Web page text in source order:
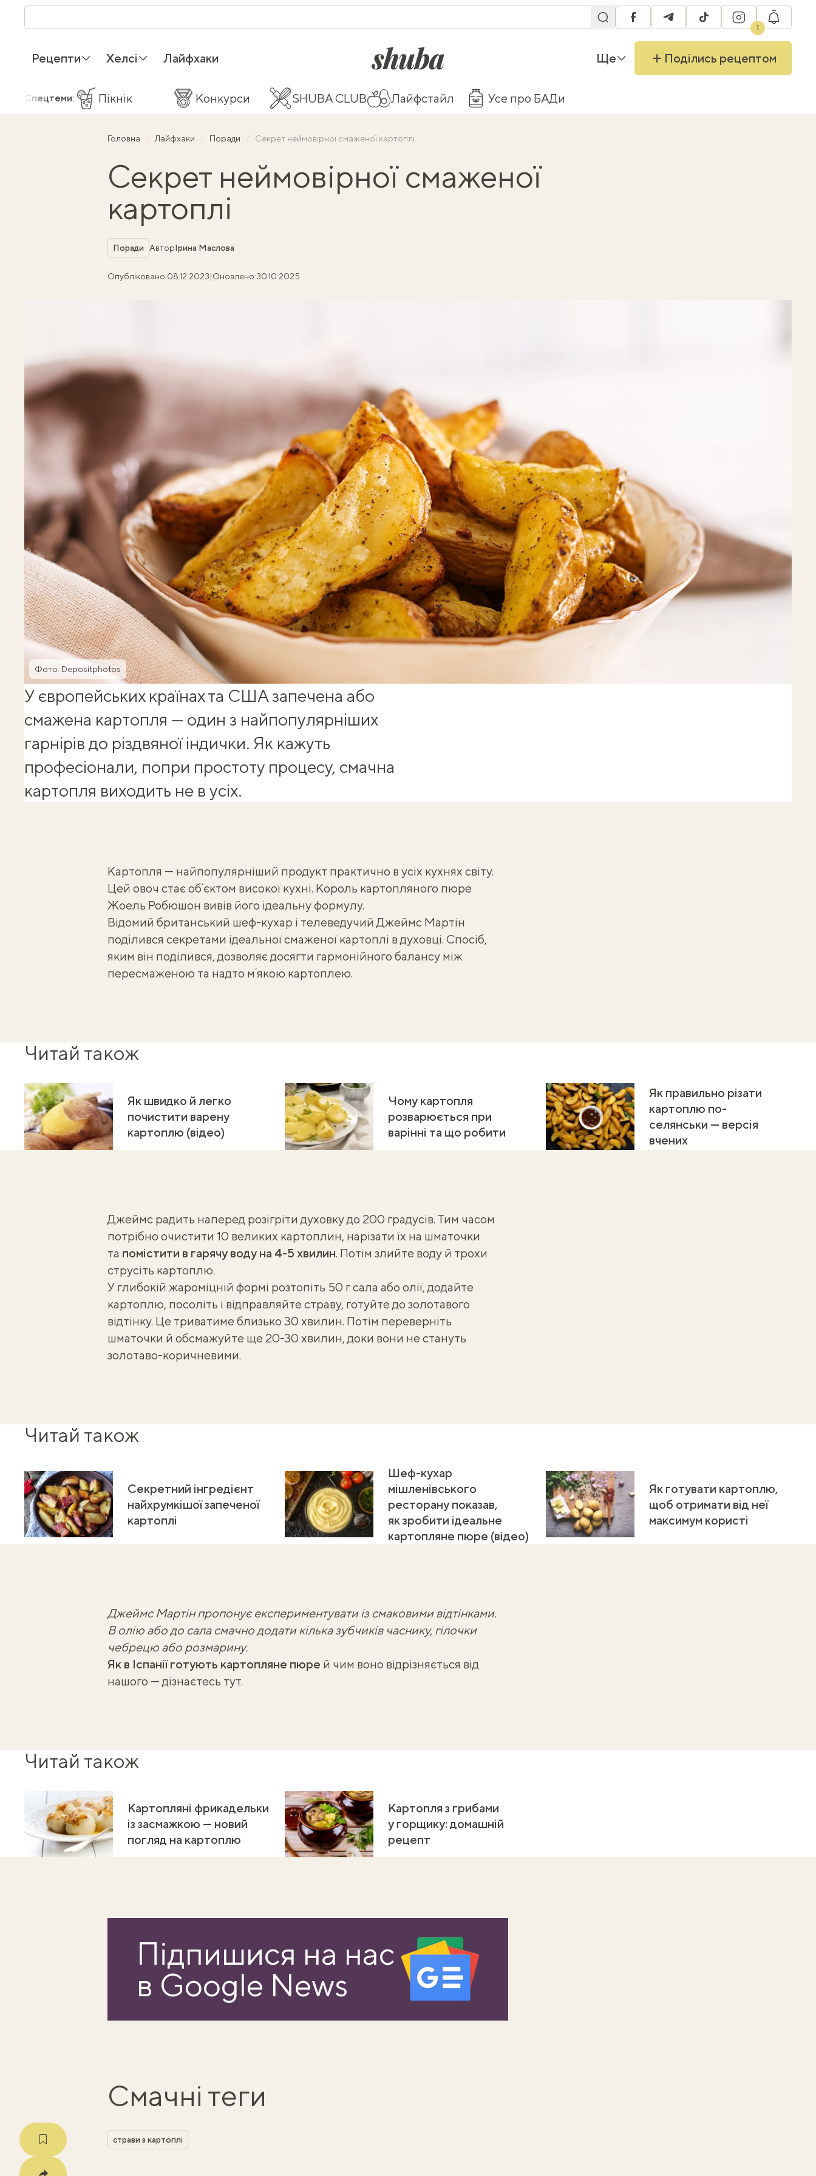
facebooktelegramtiktok instagram
1
Рецепти Хелсі Лайфхаки shuba.life Ще Поділись рецептом
Спецтеми: Пікнік Конкурси SHUBA CLUB Лайфстайл Усе про БАДи
Головна Лайфхаки Поради Секрет неймовірної смаженої картоплі
Секрет неймовірної смаженої
картоплі
Рубрика
Поради АвторІрина Маслова
Опубліковано:08.12.2023|Оновлено:30.10.2025
Фото: Depositphotos
У європейських країнах та США запечена або
смажена картопля — один з найпопулярніших
гарнірів до різдвяної індички. Як кажуть
професіонали, попри простоту процесу, смачна
картопля виходить не в усіх.
Картопля — найпопулярніший продукт практично в усіх кухнях світу.
Цей овоч стає обʼєктом високої кухні. Король картопляного пюре
Жоель Робюшон вивів його ідеальну формулу.
Відомий британський шеф-кухар і телеведучий Джеймс Мартін
поділився секретами ідеальної смаженої картоплі в духовці. Спосіб,
яким він поділився, дозволяє досягти гармонійного балансу між
пересмаженою та надто мʼякою картоплею.
Читай також
Як швидко й легко
почистити варену
картоплю (відео)
Чому картопля
розварюється при
варінні та що робити
Як правильно різати
картоплю по-
селянськи — версія
вчених
Джеймс радить наперед розігріти духовку до 200 градусів. Тим часом
потрібно очистити 10 великих картоплин, нарізати їх на шматочки
та помістити в гарячу воду на 4-5 хвилин . Потім злийте воду й трохи
струсіть картоплю.
У глибокій жароміцній формі розтопіть 50 г сала або олії, додайте
картоплю, посоліть і відправляйте страву, готуйте до золотавого
відтінку. Це триватиме близько 30 хвилин. Потім переверніть
шматочки й обсмажуйте ще 20-30 хвилин, доки вони не стануть
золотаво-коричневими.
Читай також
Секретний інгредієнт
найхрумкішої запеченої
картоплі
Шеф-кухар
мішленівського
ресторану показав,
як зробити ідеальне
картопляне пюре (відео)
Як готувати картоплю,
щоб отримати від неї
максимум користі
Джеймс Мартін пропонує експериментувати із смаковими відтінками.
В олію або до сала смачно додати кілька зубчиків часнику, гілочки
чебрецю або розмарину.
Як в Іспанії готують картопляне пюре й чим воно відрізняється від
нашого — дізнаєтесь тут.
Читай також
Картопляні фрикадельки
із засмажкою — новий
погляд на картоплю
Картопля з грибами
у горщику: домашній
рецепт
Підпишися на нас
в Google News
Смачні теги
страви з картоплі